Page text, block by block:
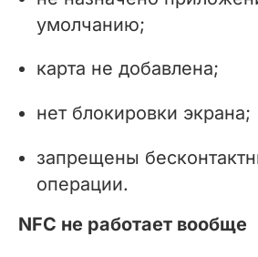
умолчанию;
карта не добавлена;
нет блокировки экрана;
запрещены
операции.
NFC не работает вообще